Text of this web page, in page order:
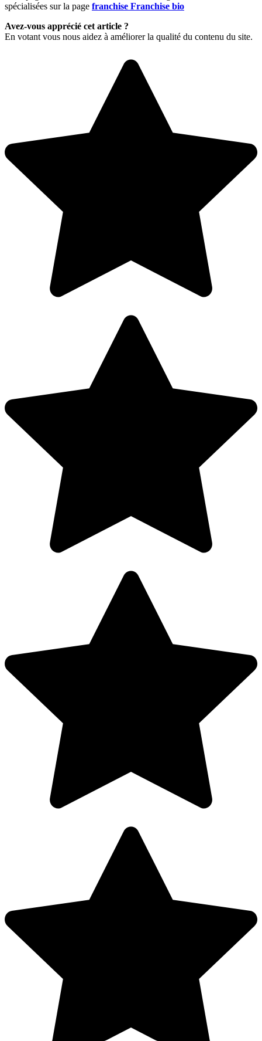
spécialisées sur la page franchise Franchise bio
Avez-vous apprécié cet article ?
En votant vous nous aidez à améliorer la qualité du contenu du site.